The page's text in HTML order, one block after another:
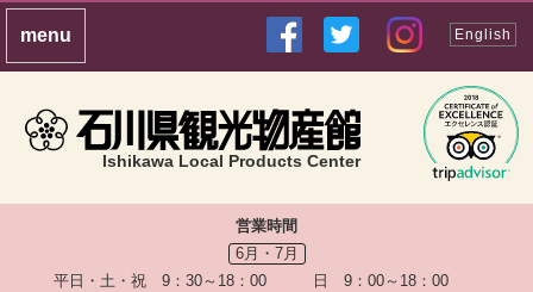
Ishikawa Local Products Center
English
営業時間
6月・7月
平日・土・祝 9：30～18：00 日 9：00～18：00